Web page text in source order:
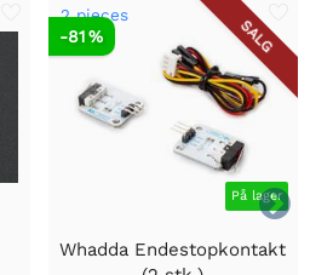

SALG
2 pieces
På lager
-81 %
Whadda Endestopkontakt